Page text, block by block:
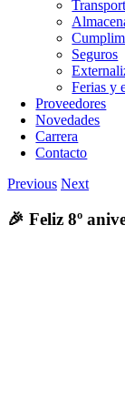
Seguros
Ferias y
Proveedores
Novedades
Carrera
Contacto
Previous Next
🎉 Feliz 8º